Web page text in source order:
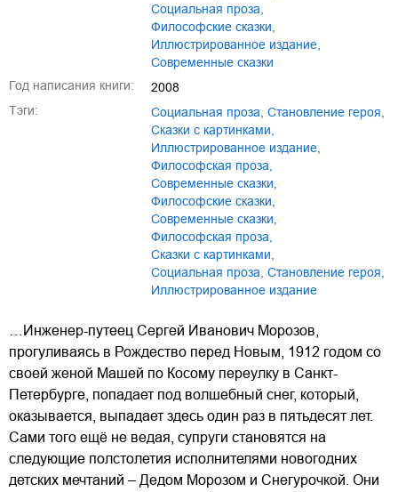
социальная проза
философские сказки
иллюстрированное издание
современные сказки
Год написания книги:
2008
Тэги:
социальная проза становление героя
сказки с картинками
иллюстрированное издание
философская проза
современные сказки
философские сказки
Современные сказки
Философская проза
Сказки с картинками
Социальная проза
Становление героя
Иллюстрированное издание
…Инженер-путеец Сергей Иванович Морозов,
прогуливаясь в Рождество перед Новым, 1912 годом со
своей женой Машей по Косому переулку в Санкт-
Петербурге, попадает под волшебный снег, который,
оказывается, выпадает здесь один раз в пятьдесят лет.
Сами того ещё не ведая, супруги становятся на
следующие полстолетия исполнителями новогодних
детских мечтаний – Дедом Морозом и Снегурочкой. Они